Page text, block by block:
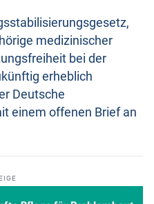
medizinischer
bei der
erheblich
Deutsche
einem offenen Brief an